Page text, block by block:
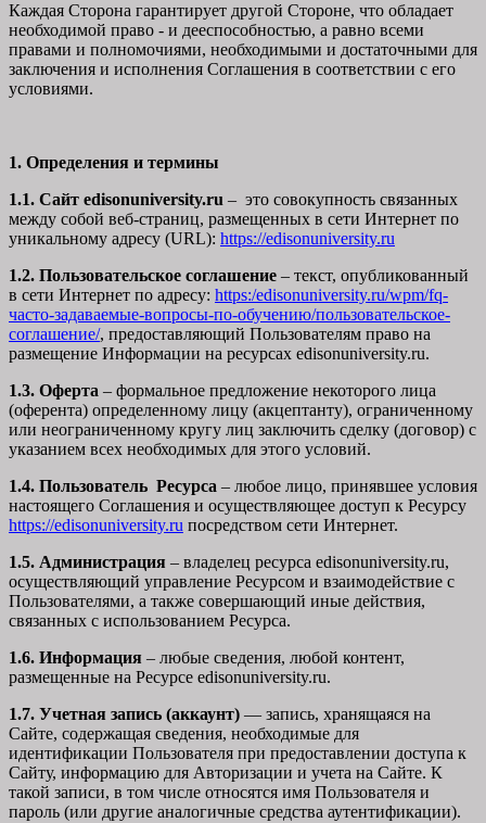
Каждая Сторона гарантирует другой Стороне, что обладает
необходимой право - и дееспособностью, а равно всеми
правами и полномочиями, необходимыми и достаточными для
заключения и исполнения Соглашения в соответствии с его
условиями.
1. Определения и термины
1.1. Сайт edisonuniversity.ru – это совокупность связанных
между собой веб-страниц, размещенных в сети Интернет по
уникальному адресу (URL): https://edisonuniversity.ru
1.2. Пользовательское соглашение – текст, опубликованный
в сети Интернет по адресу: https:/edisonuniversity.ru/wpm/fq-
часто-задаваемые-вопросы-по-обучению/пользовательское-
соглашение/, предоставляющий Пользователям право на
размещение Информации на ресурсах edisonuniversity.ru.
1.3. Оферта – формальное предложение некоторого лица
(оферента) определенному лицу (акцептанту), ограниченному
или неограниченному кругу лиц заключить сделку (договор) с
указанием всех необходимых для этого условий.
1.4. Пользователь Ресурса – любое лицо, принявшее условия
настоящего Соглашения и осуществляющее доступ к Ресурсу
https://edisonuniversity.ru посредством сети Интернет.
1.5. Администрация – владелец ресурса edisonuniversity.ru,
осуществляющий управление Ресурсом и взаимодействие с
Пользователями, а также совершающий иные действия,
связанных с использованием Ресурса.
1.6. Информация – любые сведения, любой контент,
размещенные на Ресурсе edisonuniversity.ru.
1.7. Учетная запись (аккаунт) — запись, хранящаяся на
Сайте, содержащая сведения, необходимые для
идентификации Пользователя при предоставлении доступа к
Сайту, информацию для Авторизации и учета на Сайте. К
такой записи, в том числе относятся имя Пользователя и
пароль (или другие аналогичные средства аутентификации).